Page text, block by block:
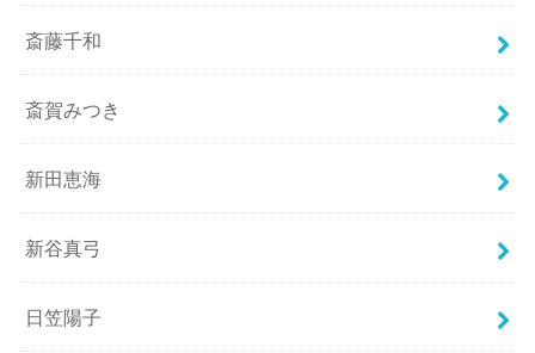
斎藤千和
斎賀みつき
新田恵海
新谷真弓
日笠陽子